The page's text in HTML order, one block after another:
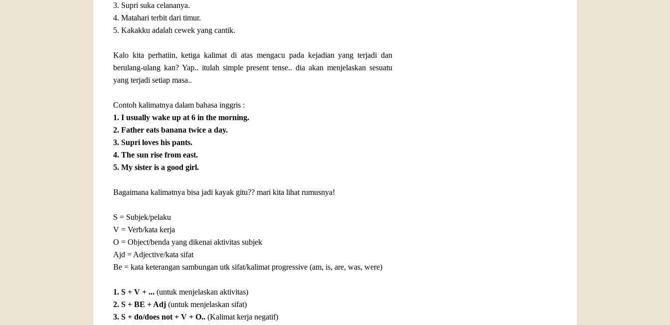
3. Supri suka celananya.
4. Matahari terbit dari timur.
5. Kakakku adalah cewek yang cantik.
Kalo kita perhatiin, ketiga kalimat di atas mengacu pada kejadian yang terjadi dan
berulang-ulang kan? Yap.. itulah simple present tense.. dia akan menjelaskan sesuatu
yang terjadi setiap masa..
Contoh kalimatnya dalam bahasa inggris :
1. I usually wake up at 6 in the morning.
2. Father eats banana twice a day.
3. Supri loves his pants.
4. The sun rise from east.
5. My sister is a good girl.
Bagaimana kalimatnya bisa jadi kayak gitu?? mari kita lihat rumusnya!
S = Subjek/pelaku
V = Verb/kata kerja
O = Object/benda yang dikenai aktivitas subjek
Ajd = Adjective/kata sifat
Be = kata keterangan sambungan utk sifat/kalimat progressive (am, is, are, was, were)
1. S + V + ... (untuk menjelaskan aktivitas)
2. S + BE + Adj (untuk menjelaskan sifat)
3. S + do/does not + V + O.. (Kalimat kerja negatif)